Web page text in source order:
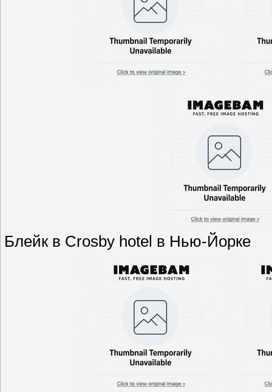
Блейк в Crosby hotel в Нью-Йорке